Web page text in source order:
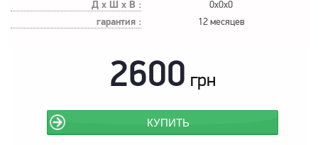
Д х Ш х В : 0x0x0
гарантия : 12 месяцев
2600 грн
КУПИТЬ